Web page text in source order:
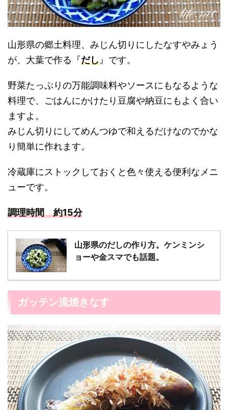
山形県の郷土料理、みじん切りにしたなすやみょう
が、大葉で作る『だし 』です。
野菜たっぷりの万能調味料やソースにもなるような
料理で、ごはんにかけたり豆腐や納豆にもよく合い
ますよ。
みじん切りにしてめんつゆで和えるだけなのでかな
り簡単に作れます。
冷蔵庫にストックしておくと色々使える便利なメニ
ューです。
調理時間 約15分
山形県のだしの作り方。ケンミンシ
ョーや金スマでも話題。
ガッテン流焼きなす